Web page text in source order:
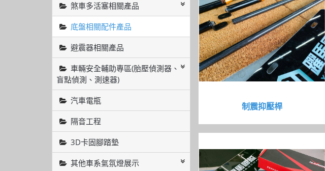
煞車多活塞相關產品
底盤相關配件產品
避震器相關產品
車輛安全輔助專區(胎壓偵測器、
盲點偵測、測速器)
汽車電瓶
隔音工程
3D卡固腳踏墊
其他車系氣氛燈展示
制震抑壓桿